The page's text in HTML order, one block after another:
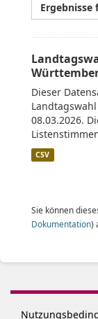
Dieser
08.03.2026.
CSV
Sie können
Dokumentation)